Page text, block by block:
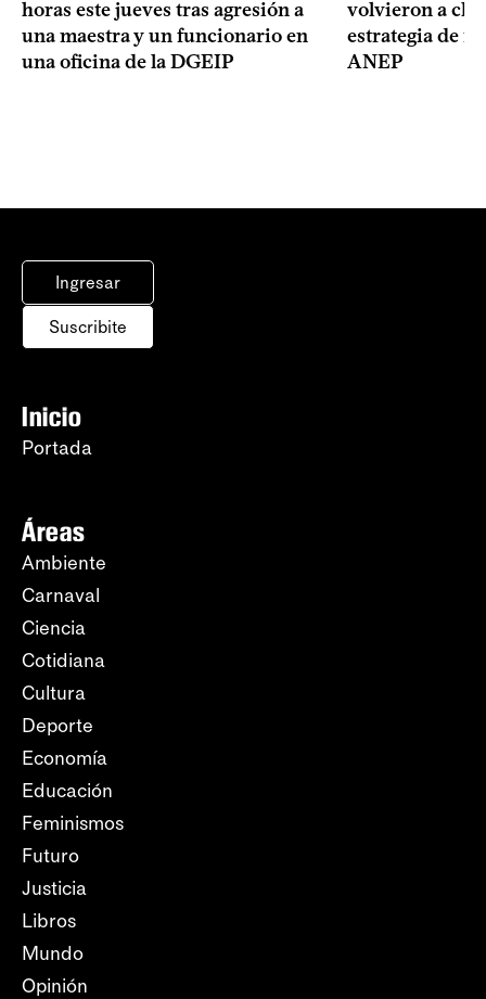
horas este jueves tras agresión a
una maestra y un funcionario en
una oficina de la DGEIP
volvieron a
estrategia de
ANEP
Ingresar
Suscribite
Inicio
Portada
Áreas
Ambiente
Carnaval
Ciencia
Cotidiana
Cultura
Deporte
Economía
Educación
Feminismos
Futuro
Justicia
Libros
Mundo
Opinión